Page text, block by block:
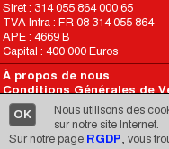
OK
Nous utilisons des
sur notre site Internet.
Sur notre page RGDP, vous
Siret : 314 055 864 000 65
TVA Intra : FR 08 314 055 864
APE : 4669 B
Capital : 400 000 Euros
À propos de nous
Conditions Générales de
Conditions d’Utilisation
RGPD
Une réalisation deCARIMEDIA